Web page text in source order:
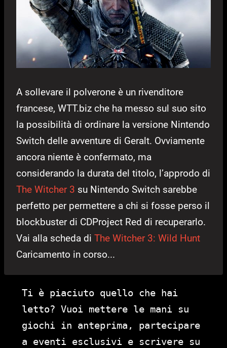
A sollevare il polverone è un rivenditore
francese, WTT.biz che ha messo sul suo sito
la possibilità di ordinare la versione Nintendo
Switch delle avventure di Geralt. Ovviamente
ancora niente è confermato, ma
considerando la durata del titolo, l’approdo di
The Witcher 3 su Nintendo Switch sarebbe
perfetto per permettere a chi si fosse perso il
blockbuster di CDProject Red di recuperarlo.
Vai alla scheda di The Witcher 3: Wild Hunt
Caricamento in corso...
Ti è piaciuto quello che hai
letto? Vuoi mettere le mani su
giochi in anteprima, partecipare
a eventi esclusivi e scrivere su